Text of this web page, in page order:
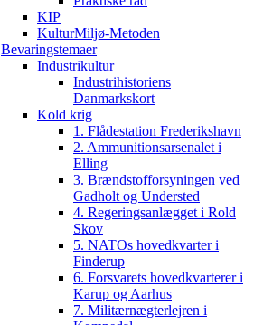
KIP
KulturMiljø-Metoden
Bevaringstemaer
Industrikultur
Industrihistoriens
Danmarkskort
Kold krig
1. Flådestation Frederikshavn
2. Ammunitionsarsenalet i
Elling
3. Brændstofforsyningen ved
Gadholt og Understed
4. Regeringsanlægget i Rold
Skov
5. NATOs hovedkvarter i
Finderup
6. Forsvarets hovedkvarterer i
Karup og Aarhus
7. Militærnægterlejren i